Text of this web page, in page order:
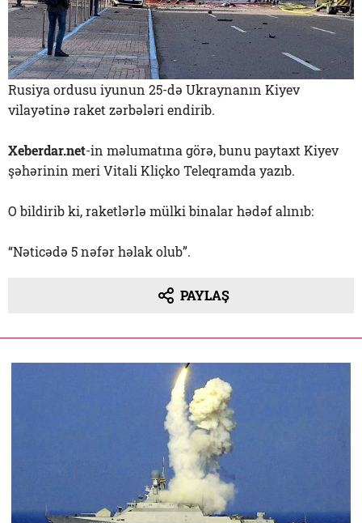
Rusiya ordusu iyunun 25-də Ukraynanın Kiyev
vilayətinə raket zərbələri endirib.
Xeberdar.net-in məlumatına görə, bunu paytaxt Kiyev
şəhərinin meri Vitali Kliçko Teleqramda yazıb.
O bildirib ki, raketlərlə mülki binalar hədəf alınıb:
“Nəticədə 5 nəfər həlak olub”.
PAYLAŞ